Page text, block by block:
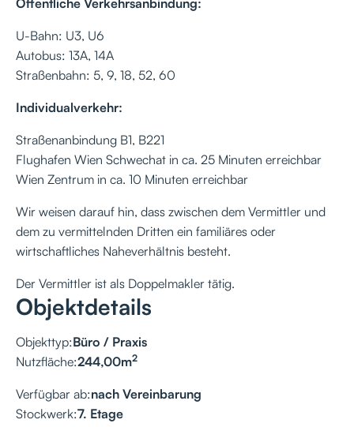
U-Bahn: U3, U6
Autobus: 13A, 14A
Straßenbahn: 5, 9, 18, 52, 60
Individualverkehr:
Straßenanbindung B1, B221
Flughafen Wien Schwechat in ca. 25 Minuten erreichbar
Wien Zentrum in ca. 10 Minuten erreichbar
Wir weisen darauf hin, dass zwischen dem Vermittler und
dem zu vermittelnden Dritten ein familiäres oder
wirtschaftliches Naheverhältnis besteht.
Der Vermittler ist als Doppelmakler tätig.
Objektdetails
Objekttyp:Büro / Praxis
Nutzfläche:244,00m2
Verfügbar ab:nach Vereinbarung
Stockwerk:7. Etage